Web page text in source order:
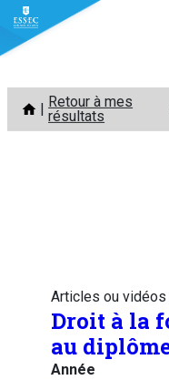
Aller
contenu
Retour à mes
résultats
Articles ou
Droit à la
au
Année